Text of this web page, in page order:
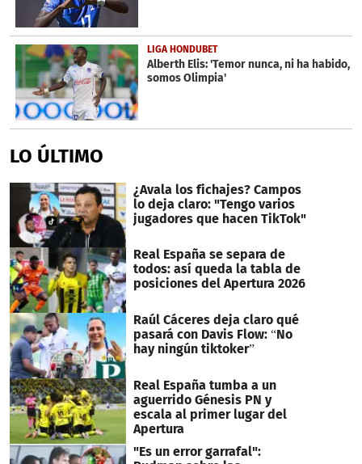
LIGA HONDUBET
Alberth Elis: 'Temor nunca, ni ha habido,
somos Olimpia'
LO ÚLTIMO
¿Avala los fichajes? Campos
lo deja claro: "Tengo varios
jugadores que hacen TikTok"
Real España se separa de
todos: así queda la tabla de
posiciones del Apertura 2026
Raúl Cáceres deja claro qué
pasará con Davis Flow: “No
hay ningún tiktoker”
Real España tumba a un
aguerrido Génesis PN y
escala al primer lugar del
Apertura
"Es un error garrafal":